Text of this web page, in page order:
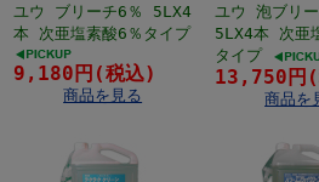
ユウ ブリーチ6％ 5LX4
本 次亜塩素酸6％タイプ
9,180円(税込)
商品を見る
ユウ 泡ブリ
5LX4本 次亜
タイプ
13,750円(
商品を